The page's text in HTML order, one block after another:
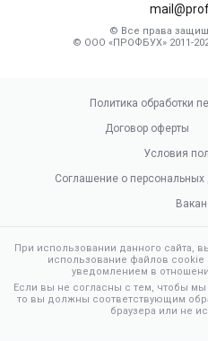
© Все права
© ООО «ПРОФБУХ» 2011-
Политика обработки
Договор оферты
Условия
Соглашение о
При использовании данного сайта,
использование файлов cookie
уведомлением в
Если вы не согласны с тем, чтобы
то вы должны соответствующим
браузера или не